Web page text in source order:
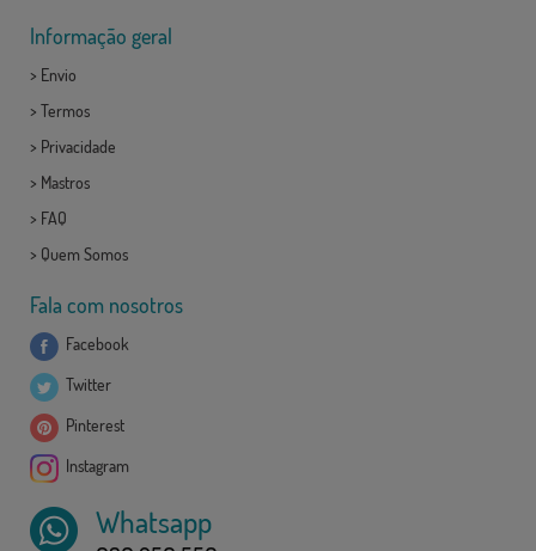
Informação geral
> Envio
> Termos
> Privacidade
> Mastros
> FAQ
> Quem Somos
Fala com nosotros
Facebook
Twitter
Pinterest
Instagram
Whatsapp